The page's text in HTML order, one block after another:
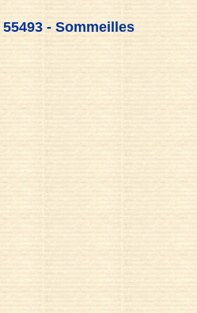
55493 - Sommeilles